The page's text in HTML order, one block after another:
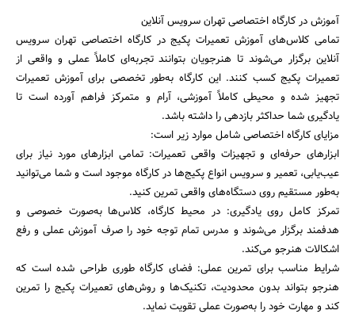
آموزش در کارگاه اختصاصی تهران سرویس آنلاین
تمامی کلاس‌های آموزش تعمیرات پکیج در کارگاه اختصاصی تهران سرویس
آنلاین برگزار می‌شوند تا هنرجویان بتوانند تجربه‌ای کاملاً عملی و واقعی از
تعمیرات پکیج کسب کنند. این کارگاه به‌طور تخصصی برای آموزش تعمیرات
تجهیز شده و محیطی کاملاً آموزشی، آرام و متمرکز فراهم آورده است تا
یادگیری شما حداکثر بازدهی را داشته باشد.
مزایای کارگاه اختصاصی شامل موارد زیر است:
ابزارهای حرفه‌ای و تجهیزات واقعی تعمیرات: تمامی ابزارهای مورد نیاز برای
عیب‌یابی، تعمیر و سرویس انواع پکیج‌ها در کارگاه موجود است و شما می‌توانید
به‌طور مستقیم روی دستگاه‌های واقعی تمرین کنید.
تمرکز کامل روی یادگیری: در محیط کارگاه، کلاس‌ها به‌صورت خصوصی و
هدفمند برگزار می‌شوند و مدرس تمام توجه خود را صرف آموزش عملی و رفع
اشکالات هنرجو می‌کند.
شرایط مناسب برای تمرین عملی: فضای کارگاه طوری طراحی شده است که
هنرجو بتواند بدون محدودیت، تکنیک‌ها و روش‌های تعمیرات پکیج را تمرین
کند و مهارت خود را به‌صورت عملی تقویت نماید.